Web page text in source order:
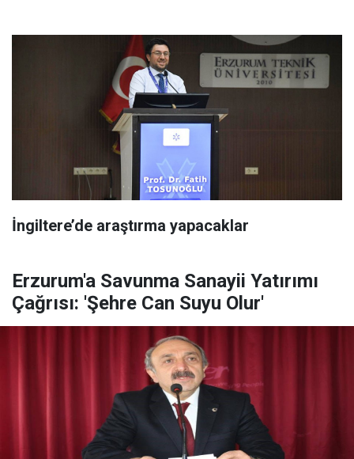
İngiltere’de araştırma yapacaklar
Erzurum'a Savunma Sanayii Yatırımı
Çağrısı: 'Şehre Can Suyu Olur'